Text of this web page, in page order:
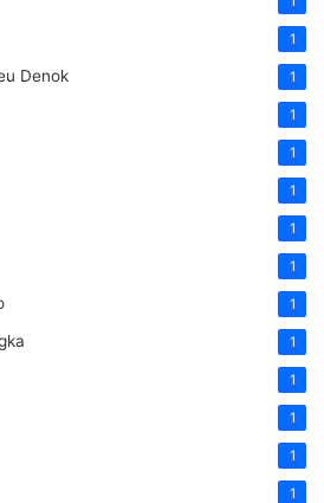
1
Denok 1
1
1
1
1
1
1
1
1
1
1
1